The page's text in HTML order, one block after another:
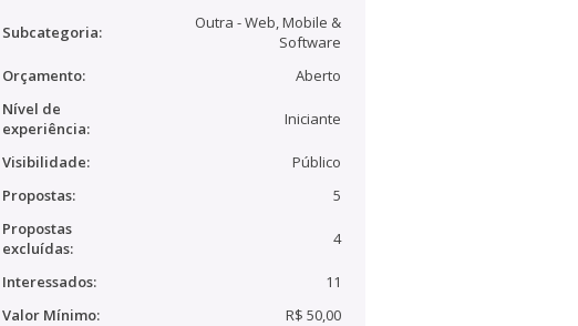
Subcategoria:
Outra - Web, Mobile &
Software
Orçamento:
Aberto
Nível de
experiência:
Iniciante
Visibilidade:
Público
Propostas:
5
Propostas
excluídas:
4
Interessados:
11
Valor Mínimo:
R$ 50,00